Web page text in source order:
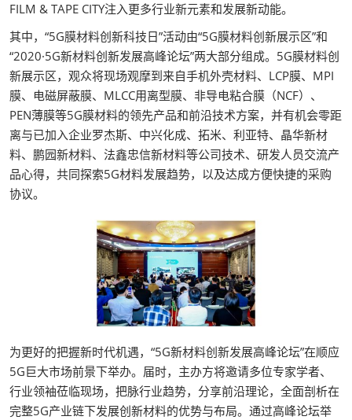
FILM & TAPE CITY注入更多行业新元素和发展新动能。
其中，“5G膜材料创新科技日”活动由“5G膜材料创新展示区”和
“2020·5G新材料创新发展高峰论坛”两大部分组成。5G膜材料创
新展示区，观众将现场观摩到来自手机外壳材料、LCP膜、MPI
膜、电磁屏蔽膜、MLCC用离型膜、非导电粘合膜（NCF）、
PEN薄膜等5G膜材料的领先产品和前沿技术方案，并有机会零距
离与已加入企业罗杰斯、中兴化成、拓米、利亚特、晶华新材
料、鹏园新材料、法鑫忠信新材料等公司技术、研发人员交流产
品心得，共同探索5G材料发展趋势，以及达成方便快捷的采购
协议。
为更好的把握新时代机遇，“5G新材料创新发展高峰论坛”在顺应
5G巨大市场前景下举办。届时，主办方将邀请多位专家学者、
行业领袖莅临现场，把脉行业趋势，分享前沿理论，全面剖析在
完整5G产业链下发展创新材料的优势与布局。通过高峰论坛举